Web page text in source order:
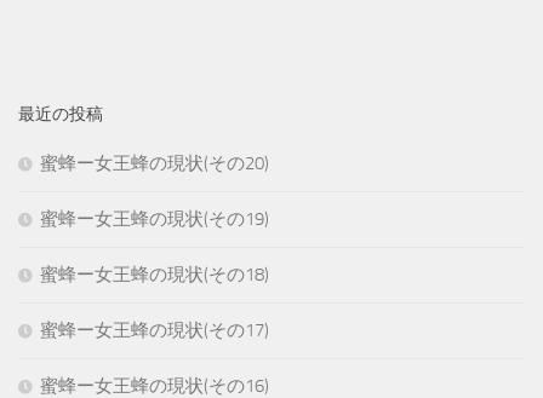
最近の投稿
蜜蜂ー女王蜂の現状(その20)
蜜蜂ー女王蜂の現状(その19)
蜜蜂ー女王蜂の現状(その18)
蜜蜂ー女王蜂の現状(その17)
蜜蜂ー女王蜂の現状(その16)